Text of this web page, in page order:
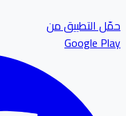
التطبيق من
Google